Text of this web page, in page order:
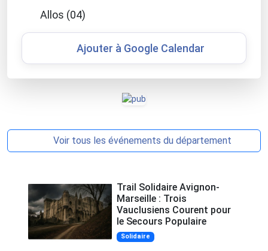
Allos (04)
Ajouter à Google Calendar
Voir tous les événements du département
Trail Solidaire Avignon-
Marseille : Trois
Vauclusiens Courent pour
le Secours Populaire
Solidaire